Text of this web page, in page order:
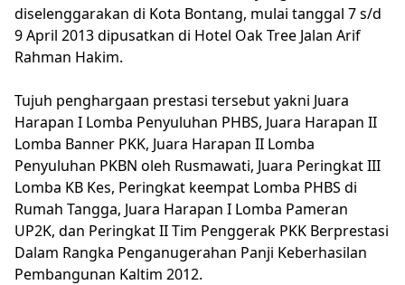
diselenggarakan di Kota Bontang, mulai tanggal 7 s/d
9 April 2013 dipusatkan di Hotel Oak Tree Jalan Arif
Rahman Hakim.
Tujuh penghargaan prestasi tersebut yakni Juara
Harapan I Lomba Penyuluhan PHBS, Juara Harapan II
Lomba Banner PKK, Juara Harapan II Lomba
Penyuluhan PKBN oleh Rusmawati, Juara Peringkat III
Lomba KB Kes, Peringkat keempat Lomba PHBS di
Rumah Tangga, Juara Harapan I Lomba Pameran
UP2K, dan Peringkat II Tim Penggerak PKK Berprestasi
Dalam Rangka Penganugerahan Panji Keberhasilan
Pembangunan Kaltim 2012.